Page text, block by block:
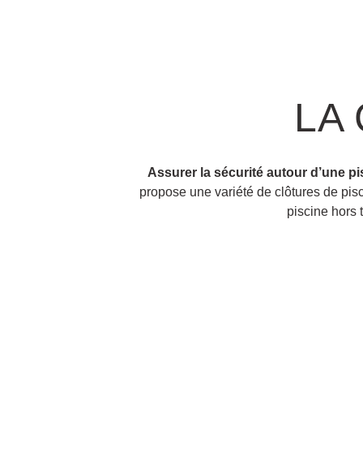
LA
Assurer la sécurité autour d’une
propose une variété de clôtures de
piscine hors